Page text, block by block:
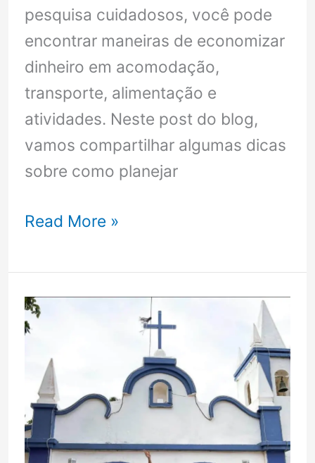
pesquisa cuidadosos, você pode
encontrar maneiras de economizar
dinheiro em acomodação,
transporte, alimentação e
atividades. Neste post do blog,
vamos compartilhar algumas dicas
sobre como planejar
Como
para
o
Brasil
orçamento
limitado
Read More »